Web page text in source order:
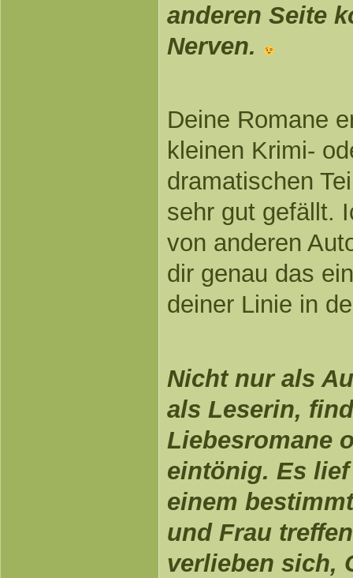
anderen Seite
Nerven.
Deine Romane
kleinen Krimi-
dramatischen
sehr gut gefällt.
von anderen
dir genau das
deiner Linie in
Nicht nur als
als Leserin,
Liebesromane
eintönig. Es
einem
und Frau
verlieben sich,